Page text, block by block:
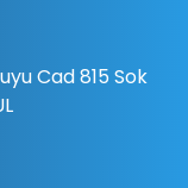
Cad 815 Sok